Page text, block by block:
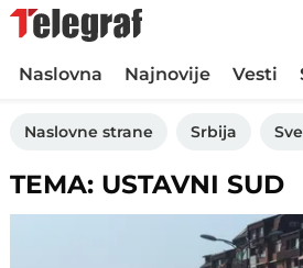
Naslovna Najnovije Vesti
Naslovne strane Srbija
TEMA: USTAVNI SUD